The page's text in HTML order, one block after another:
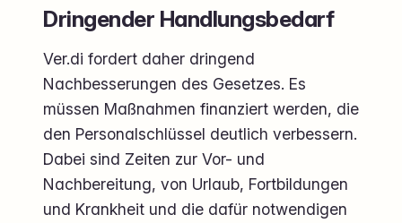
Dringender Handlungsbedarf
Ver.di fordert daher dringend
Nachbesserungen des Gesetzes. Es
müssen Maßnahmen finanziert werden, die
den Personalschlüssel deutlich verbessern.
Dabei sind Zeiten zur Vor- und
Nachbereitung, von Urlaub, Fortbildungen
und Krankheit und die dafür notwendigen